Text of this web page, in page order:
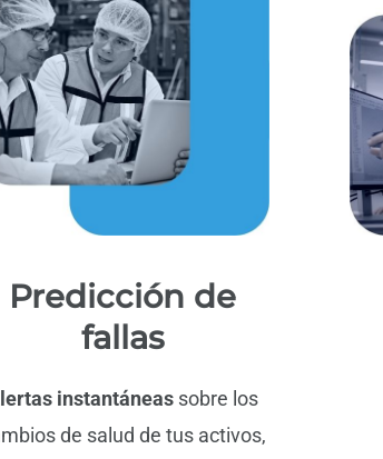
Predicción de
fallas
instantáneas sobre los
de salud de tus activos,